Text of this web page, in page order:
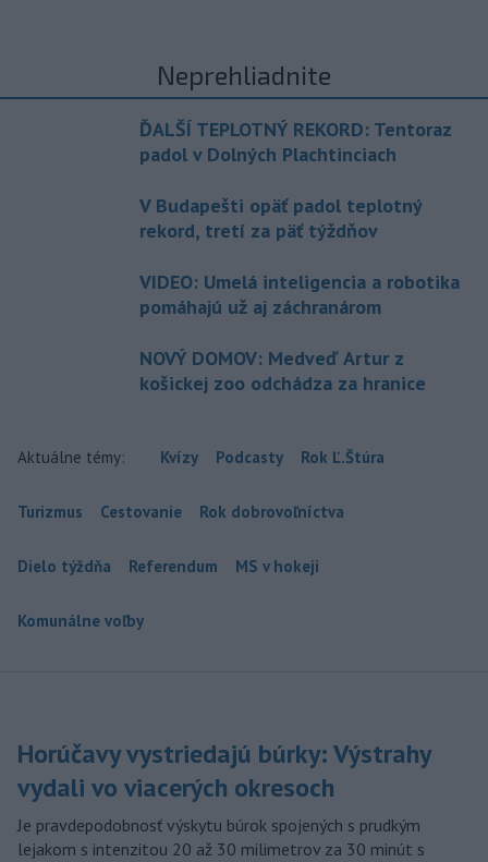
Neprehliadnite
ĎALŠÍ TEPLOTNÝ REKORD: Tentoraz
padol v Dolných Plachtinciach
V Budapešti opäť padol teplotný
rekord, tretí za päť týždňov
VIDEO: Umelá inteligencia a robotika
pomáhajú už aj záchranárom
NOVÝ DOMOV: Medveď Artur z
košickej zoo odchádza za hranice
Aktuálne témy: Kvízy Podcasty Rok Ľ.Štúra
Turizmus Cestovanie Rok dobrovoľníctva
Dielo týždňa Referendum MS v hokeji
Komunálne voľby
Horúčavy vystriedajú búrky: Výstrahy
vydali vo viacerých okresoch
Je pravdepodobnosť výskytu búrok spojených s prudkým
lejakom s intenzitou 20 až 30 milimetrov za 30 minút s